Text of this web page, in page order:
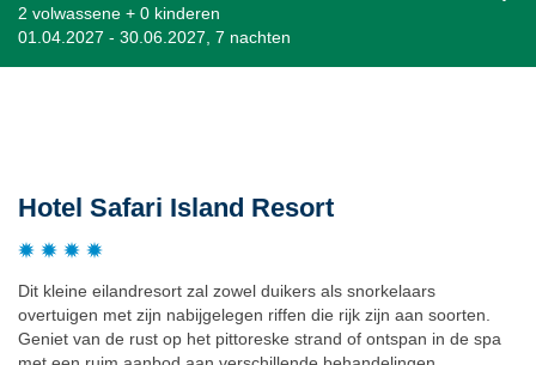
2 volwassene + 0 kinderen
01.04.2027 - 30.06.2027, 7 nachten
Hotel Safari Island Resort
Dit kleine eilandresort zal zowel duikers als snorkelaars
overtuigen met zijn nabijgelegen riffen die rijk zijn aan soorten.
Geniet van de rust op het pittoreske strand of ontspan in de spa